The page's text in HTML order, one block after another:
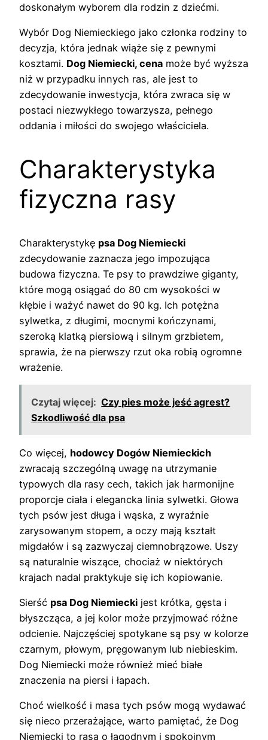
doskonałym wyborem dla rodzin z dziećmi.
Wybór Dog Niemieckiego jako członka rodziny to
decyzja, która jednak wiąże się z pewnymi
kosztami. Dog Niemiecki, cena może być wyższa
niż w przypadku innych ras, ale jest to
zdecydowanie inwestycja, która zwraca się w
postaci niezwykłego towarzysza, pełnego
oddania i miłości do swojego właściciela.
Charakterystyka
fizyczna rasy
Charakterystykę psa Dog Niemiecki
zdecydowanie zaznacza jego impozująca
budowa fizyczna. Te psy to prawdziwe giganty,
które mogą osiągać do 80 cm wysokości w
kłębie i ważyć nawet do 90 kg. Ich potężna
sylwetka, z długimi, mocnymi kończynami,
szeroką klatką piersiową i silnym grzbietem,
sprawia, że na pierwszy rzut oka robią ogromne
wrażenie.
Czytaj więcej: Czy pies może jeść agrest?
Szkodliwość dla psa
Co więcej, hodowcy Dogów Niemieckich
zwracają szczególną uwagę na utrzymanie
typowych dla rasy cech, takich jak harmonijne
proporcje ciała i elegancka linia sylwetki. Głowa
tych psów jest długa i wąska, z wyraźnie
zarysowanym stopem, a oczy mają kształt
migdałów i są zazwyczaj ciemnobrązowe. Uszy
są naturalnie wiszące, chociaż w niektórych
krajach nadal praktykuje się ich kopiowanie.
Sierść psa Dog Niemiecki jest krótka, gęsta i
błyszcząca, a jej kolor może przyjmować różne
odcienie. Najczęściej spotykane są psy w kolorze
czarnym, płowym, pręgowanym lub niebieskim.
Dog Niemiecki może również mieć białe
znaczenia na piersi i łapach.
Choć wielkość i masa tych psów mogą wydawać
się nieco przerażające, warto pamiętać, że Dog
Niemiecki to rasa o łagodnym i spokojnym